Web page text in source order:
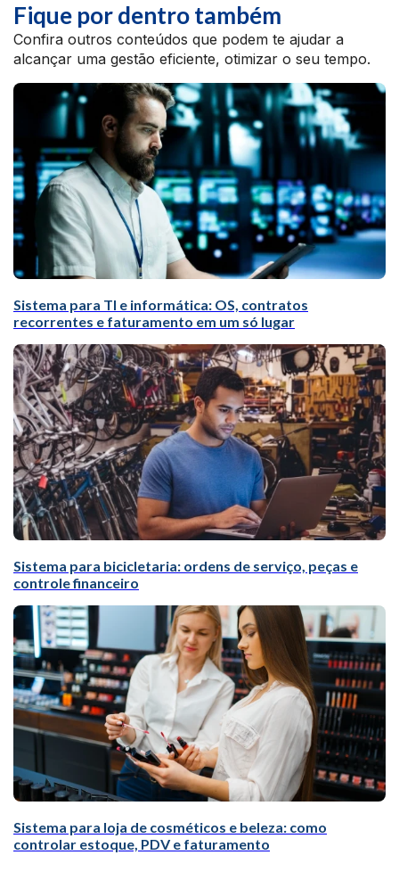
Fique por dentro também
Confira outros conteúdos que podem te ajudar a
alcançar uma gestão eficiente, otimizar o seu tempo.
Sistema para TI e informática: OS, contratos
recorrentes e faturamento em um só lugar
Sistema para bicicletaria: ordens de serviço, peças e
controle financeiro
Sistema para loja de cosméticos e beleza: como
controlar estoque, PDV e faturamento